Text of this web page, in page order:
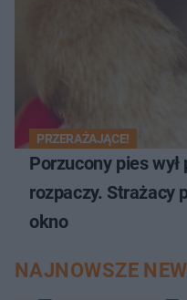
PRZERAŻAJĄCE!
Porzucony pies
rozpaczy. Strażacy
okno
NAJNOWSZE